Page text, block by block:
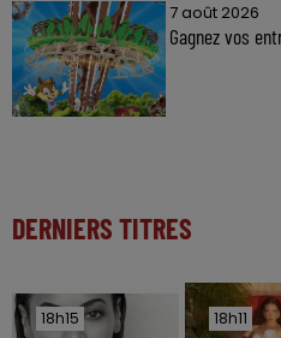
7 août 2026
Gagnez vos
DERNIERS TITRES
18h15
18h15 18h11
18h11